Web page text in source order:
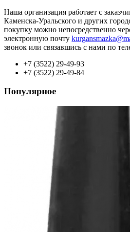
Наша организация работает с
Каменска-Уральского и других
покупку можно непосредственно
электронную почту
звонок или связавшись с нами по
+7 (3522) 29-49-93
+7 (3522) 29-49-84
Популярное